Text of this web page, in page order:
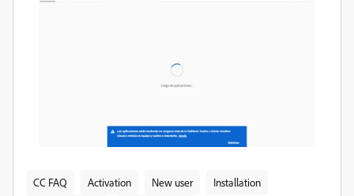
CC FAQ Activation New user
Installation